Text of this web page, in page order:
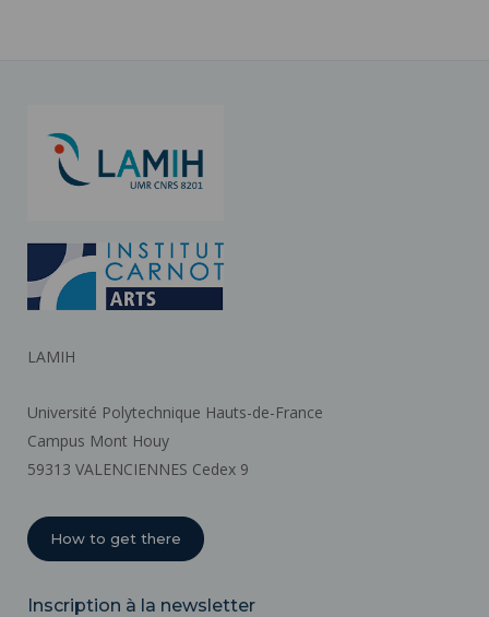
LAMIH
Université Polytechnique Hauts-de-France
Campus Mont Houy
59313 VALENCIENNES Cedex 9
How to get there
Inscription à la newsletter